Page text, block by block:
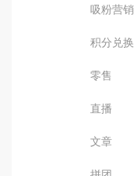
吸粉营销
积分兑换
零售
直播
文章